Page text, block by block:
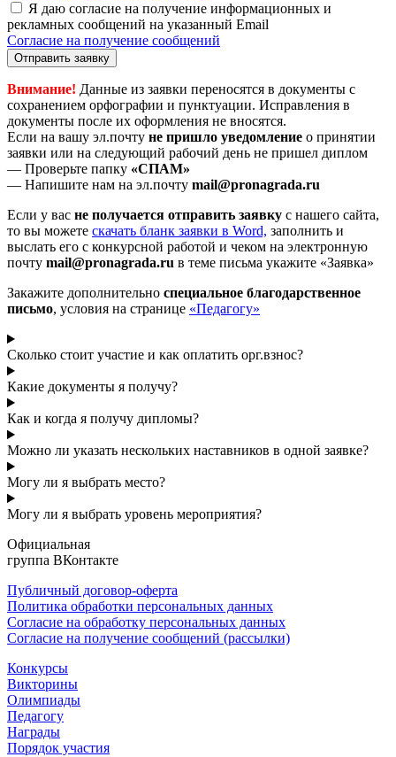
Я даю согласие на получение информационных и
рекламных сообщений на указанный Email
Согласие на получение сообщений
Отправить заявку
Внимание! Данные из заявки переносятся в документы с
сохранением орфографии и пунктуации. Исправления в
документы после их оформления не вносятся.
Если на вашу эл.почту не пришло уведомление о принятии
заявки или на следующий рабочий день не пришел диплом
— Проверьте папку «СПАМ»
— Напишите нам на эл.почту mail@pronagrada.ru
Если у вас не получается отправить заявку с нашего сайта,
то вы можете cкачать бланк заявки в Word, заполнить и
выслать его с конкурсной работой и чеком на электронную
почту mail@pronagrada.ru в теме письма укажите «Заявка»
Закажите дополнительно специальное благодарственное
письмо, условия на странице «Педагогу»
Сколько стоит участие и как оплатить орг.взнос?
Какие документы я получу?
Как и когда я получу дипломы?
Можно ли указать нескольких наставников в одной заявке?
Могу ли я выбрать место?
Могу ли я выбрать уровень мероприятия?
Официальная
группа ВКонтакте
Публичный договор-оферта
Политика обработки персональных данных
Согласие на обработку персональных данных
Согласие на получение сообщений (рассылки)
Конкурсы
Викторины
Олимпиады
Педагогу
Награды
Порядок участия